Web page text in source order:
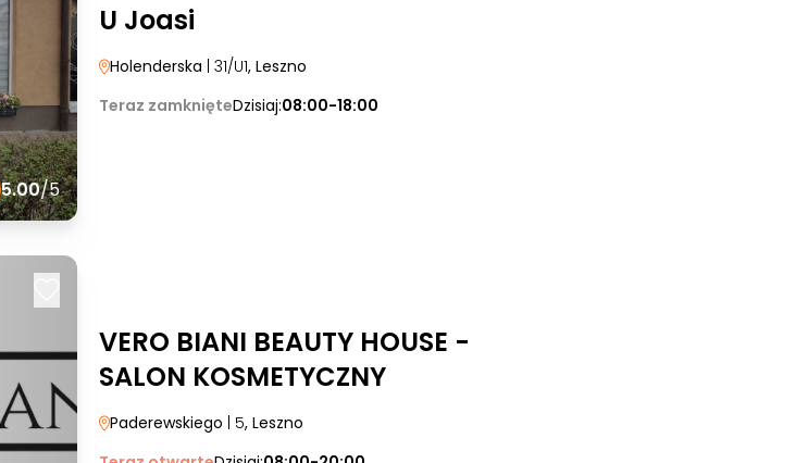
5.00/5
U Joasi
Holenderska | 31/U1, Leszno
Teraz zamknięteDzisiaj:08:00-18:00
VERO BIANI BEAUTY HOUSE -
SALON KOSMETYCZNY
Paderewskiego | 5, Leszno